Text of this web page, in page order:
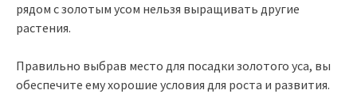
рядом с золотым усом нельзя выращивать другие
растения.
Правильно выбрав место для посадки золотого уса, вы
обеспечите ему хорошие условия для роста и развития.